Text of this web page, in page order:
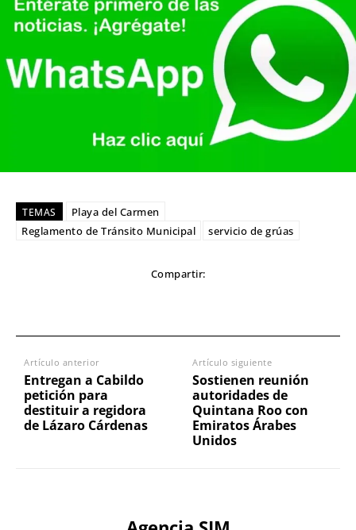
TEMAS
Playa del Carmen
Reglamento de Tránsito Municipal
servicio de grúas
Compartir:
Artículo anterior
Entregan a Cabildo
petición para
destituir a regidora
de Lázaro Cárdenas
Artículo siguiente
Sostienen reunión
autoridades de
Quintana Roo con
Emiratos Árabes
Unidos